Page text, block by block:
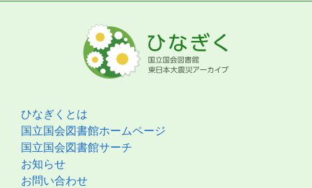
ひなぎくとは
国立国会図書館ホームページ
国立国会図書館サーチ
お知らせ
お問い合わせ